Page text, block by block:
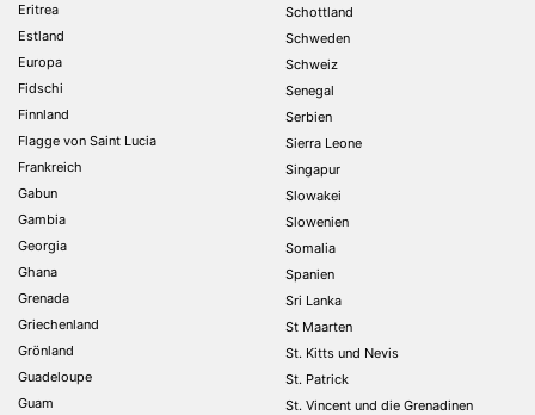
Eritrea
Estland
Europa
Fidschi
Finnland
Flagge von Saint Lucia
Frankreich
Gabun
Gambia
Georgia
Ghana
Grenada
Griechenland
Grönland
Guadeloupe
Guam
Schottland
Schweden
Schweiz
Senegal
Serbien
Sierra Leone
Singapur
Slowakei
Slowenien
Somalia
Spanien
Sri Lanka
St Maarten
St. Kitts und Nevis
St. Patrick
St. Vincent und die Grenadinen